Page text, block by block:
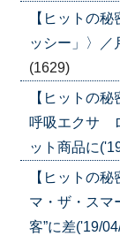
【ヒットの
ッシー」〉／
(1629)
【ヒットの
呼吸エクサ
ット商品に
【ヒットの
マ・ザ・スマ
客”に差('19/